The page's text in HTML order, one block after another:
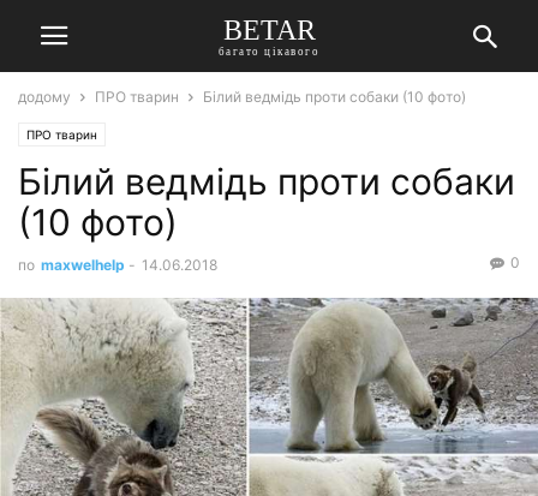
BETAR
багато цікавого
додому ПРО тварин Білий ведмідь проти собаки (10 фото)
ПРО тварин
Білий ведмідь проти собаки
(10 фото)
по maxwelhelp - 14.06.2018 0